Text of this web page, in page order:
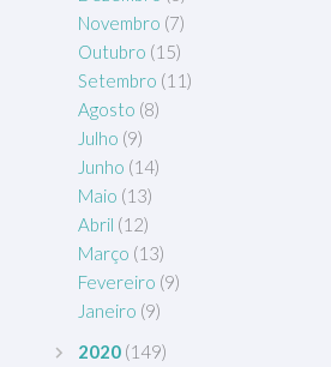
Novembro (7)
Outubro (15)
Setembro (11)
Agosto (8)
Julho (9)
Junho (14)
Maio (13)
Abril (12)
Março (13)
Fevereiro (9)
Janeiro (9)
2020 (149)